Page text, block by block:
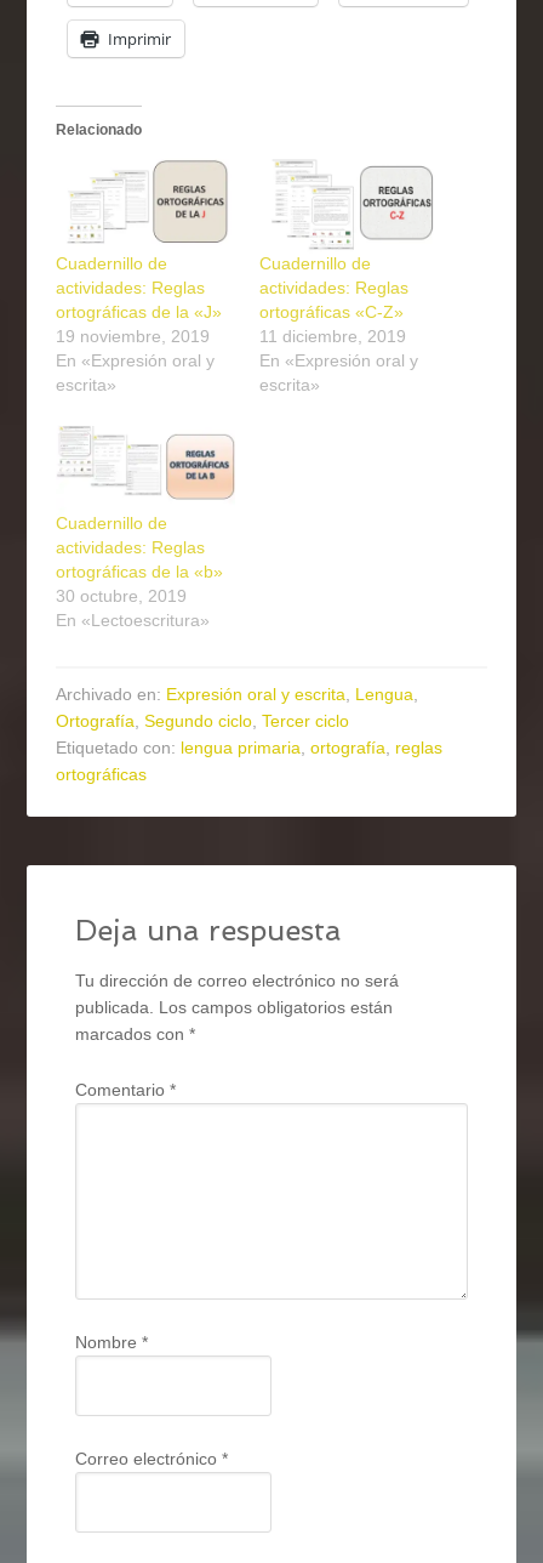
Imprimir
Relacionado
Cuadernillo de
actividades: Reglas
ortográficas de la «J»
19 noviembre, 2019
En «Expresión oral y
escrita»
Cuadernillo de
actividades: Reglas
ortográficas «C-Z»
11 diciembre, 2019
En «Expresión oral y
escrita»
Cuadernillo de
actividades: Reglas
ortográficas de la «b»
30 octubre, 2019
En «Lectoescritura»
Archivado en: Expresión oral y escrita Lengua
Ortografía ,Segundo ciclo ,Tercer ciclo
Etiquetado con: lengua primaria ,ortografía
reglas
ortográficas
Deja una respuesta
Tu dirección de correo electrónico no será
publicada.
Los campos obligatorios están
marcados con*
Comentario*
Nombre*
Correo electrónico*